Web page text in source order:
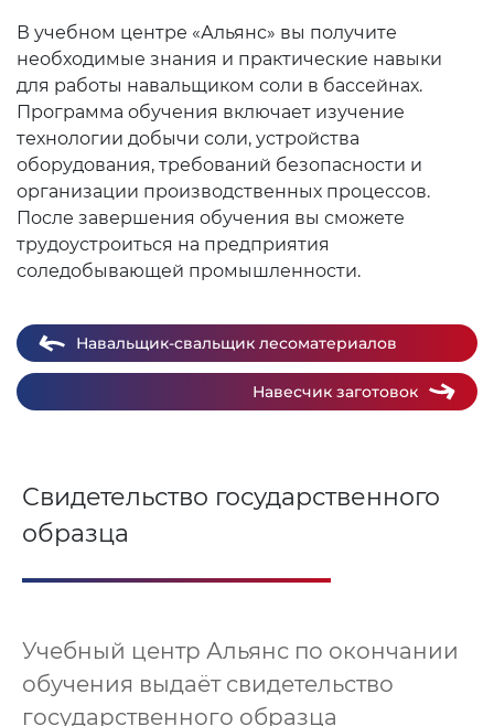
В учебном центре «Альянс» вы получите
необходимые знания и практические навыки
для работы навальщиком соли в бассейнах.
Программа обучения включает изучение
технологии добычи соли, устройства
оборудования, требований безопасности и
организации производственных процессов.
После завершения обучения вы сможете
трудоустроиться на предприятия
соледобывающей промышленности.
Навальщик-свальщик лесоматериалов
Навесчик заготовок
Свидетельство государственного
образца
Учебный центр Альянс по окончании
обучения выдаёт свидетельство
государственного образца